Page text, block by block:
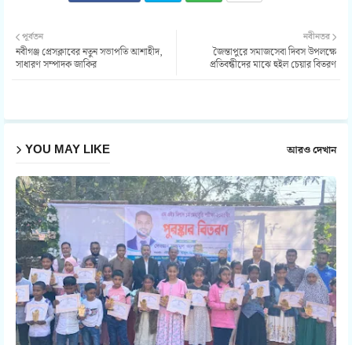
ter atsa
নবীনতর
জৈন্তাপুরে সমাজসেবা দিবস উপলক্ষে
প্রতিবন্ধীদের মাঝে হুইল চেয়ার বিতরণ
পূর্বতন
নবীগঞ্জ প্রেসক্লাবের নতুন সভাপতি আশাহীদ,
সাধারণ সম্পাদক জাকির
YOU MAY LIKE আরও দেখান